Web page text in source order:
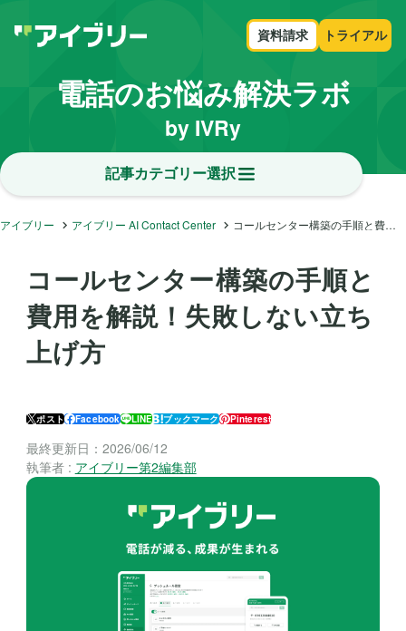
資料請求 トライアル
電話のお悩み解決ラボ
by IVRy
記事カテゴリー選択
アイブリー アイブリー AI Contact Center コールセンター構築の手順と費用を解説！失敗しない立ち上げ方
コールセンター構築の手順と
費用を解説！失敗しない立ち
上げ方
ポスト Facebook LINE ブックマーク Pinterest
最終更新日： 2026/06/12
執筆者 : アイブリー第2編集部